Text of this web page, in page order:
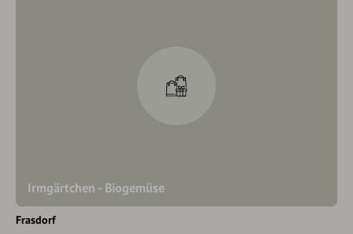
Irmgärtchen - Biogemüse
Frasdorf